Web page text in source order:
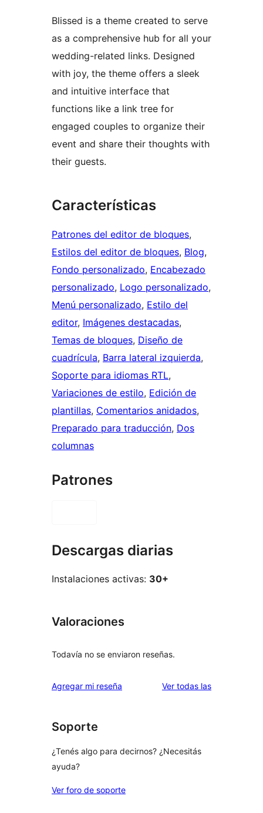
Blissed is a theme created to serve
as a comprehensive hub for all your
wedding-related links. Designed
with joy, the theme offers a sleek
and intuitive interface that
functions like a link tree for
engaged couples to organize their
event and share their thoughts with
their guests.
Características
Patrones del editor de bloques
Estilos del editor de bloques, Blog
Fondo personalizado, Encabezado
personalizado, Logo personalizado
Menú personalizado, Estilo del
editor, Imágenes destacadas
Temas de bloques, Diseño de
cuadrícula, Barra lateral izquierda
Soporte para idiomas RTL
Variaciones de estilo, Edición de
plantillas, Comentarios anidados
Preparado para traducción, Dos
columnas
Patrones
Descargas diarias
Instalaciones activas: 30+
Valoraciones
Todavía no se enviaron reseñas.
Agregar mi reseña Ver todas lasreseñas
Soporte
¿Tenés algo para decirnos? ¿Necesitás
ayuda?
Ver foro de soporte